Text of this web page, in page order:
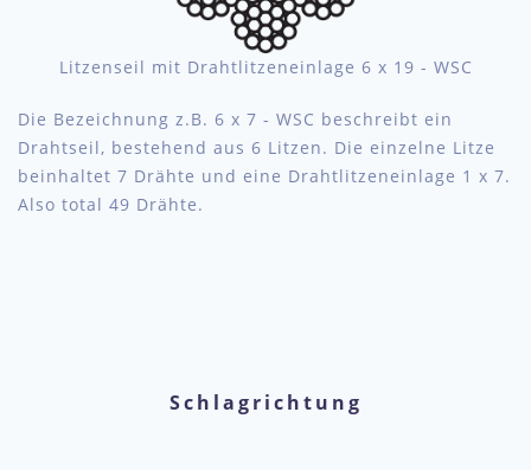
Litzenseil mit Drahtlitzeneinlage 6 x 19 - WSC
Die Bezeichnung z.B. 6 x 7 - WSC beschreibt ein
Drahtseil, bestehend aus 6 Litzen. Die einzelne Litze
beinhaltet 7 Drähte und eine Drahtlitzeneinlage 1 x 7.
Also total 49 Drähte.
Schlagrichtung